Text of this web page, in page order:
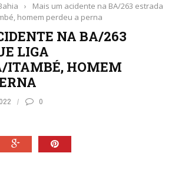
›
Mais um acidente na BA/263 estrada
homem perdeu a perna
NA BA/263
LIGA
ITAMBÉ, HOMEM
0